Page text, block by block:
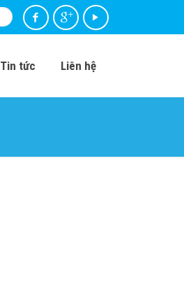
Tin tức Liên hệ